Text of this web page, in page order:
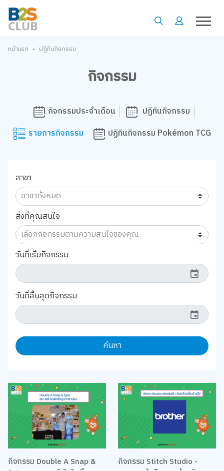
หน้าแรก • ปฏิทินกิจกรรม
กิจกรรม
กิจกรรมประจำเดือน
ปฏิทินกิจกรรม
รายการกิจกรรม
ปฏิทินกิจกรรม Pokémon TCG
สาขา
สิ่งที่คุณสนใจ
วันที่เริ่มกิจกรรม
event
วันที่สิ้นสุดกิจกรรม
event
ค้นหา
กิจกรรม Double A Snap &
กิจกรรม Stitch Studio -